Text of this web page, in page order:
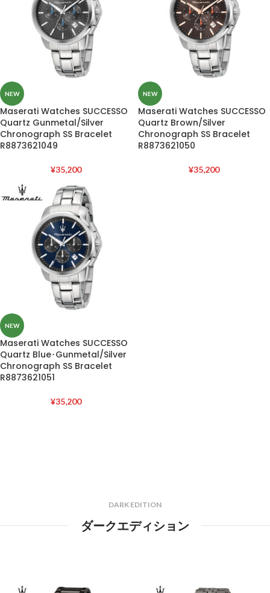
NEW
Maserati Watches SUCCESSO
Quartz Gunmetal/Silver
Chronograph SS Bracelet
R8873621049
¥35,200
NEW
Maserati Watches SUCCESSO
Quartz Brown/Silver
Chronograph SS Bracelet
R8873621050
¥35,200
NEW
Maserati Watches SUCCESSO
Quartz Blue･Gunmetal/Silver
Chronograph SS Bracelet
R8873621051
¥35,200
DARK EDITION
ダークエディション